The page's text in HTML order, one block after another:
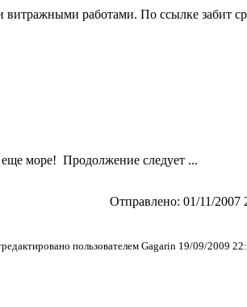
работами. По ссылке забит
море! Продолжение следует ...
Отправлено: 01/11/2007
пользователем Gagarin 19/09/2009